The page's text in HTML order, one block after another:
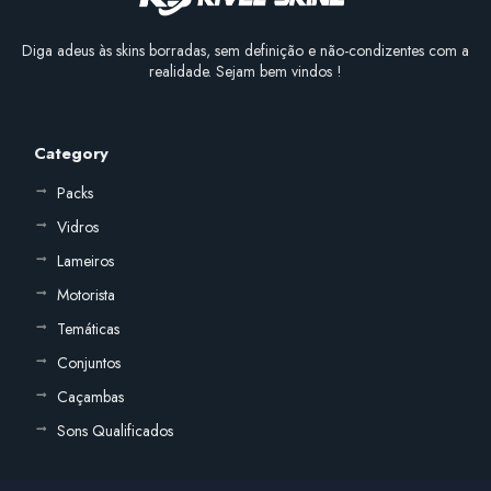
Diga adeus às skins borradas, sem definição e não-condizentes com a
realidade. Sejam bem vindos !
Category
Packs
Vidros
Lameiros
Motorista
Temáticas
Conjuntos
Caçambas
Sons Qualificados